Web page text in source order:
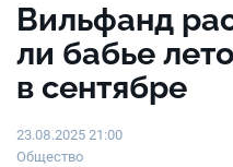
Вильфанд
ли бабье
в сентябре
23.08.2025 21:00
Общество